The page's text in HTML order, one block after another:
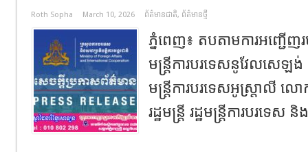
Roth Sopha March 10, 2026 ព័ត៌មានជាតិ, ព័ត៌មានថ្មី
ភ្នំពេញ៖ តបតាមការអញ្ជើ
មន្ត្រីការបរទេសនូវែលសេឡ
មន្ត្រីការបរទេសអូស្ត្រាលី
រដ្ឋមន្ត្រី រដ្ឋមន្ត្រីការបរទេស